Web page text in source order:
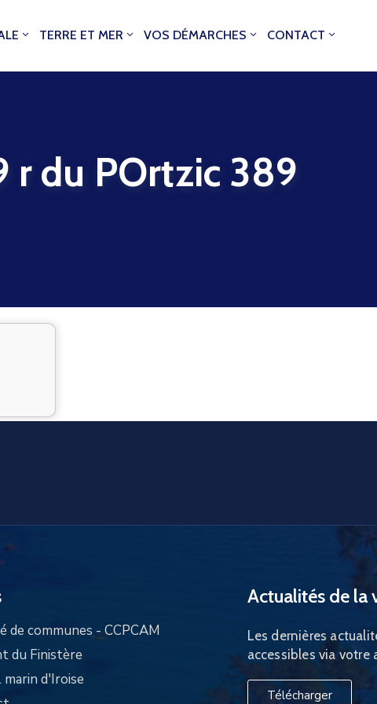
TERRE ET MER VOS DÉMARCHES CONTACT
r du POrtzic 389
de communes - CCPCAM
du Finistère
d'Iroise
Actualités de la
Les dernières
accessibles via votre
Télécharger